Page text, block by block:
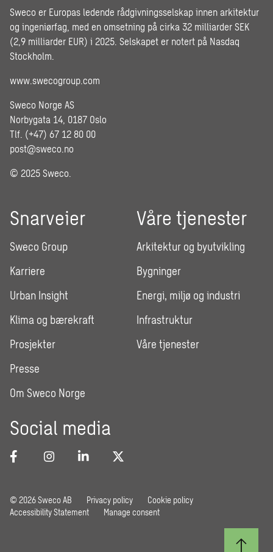
Sweco er Europas ledende rådgivningsselskap innen arkitektur
og ingeniørfag, med en omsetning på cirka 32 milliarder SEK
(2,9 milliarder EUR) i 2025. Selskapet er notert på Nasdaq
Stockholm.
www.swecogroup.com
Sweco Norge AS
Norbygata 14, 0187 Oslo
Tlf. (+47) 67 12 80 00
post@sweco.no
© 2025 Sweco.
Snarveier
Sweco Group
Karriere
Urban Insight
Klima og bærekraft
Prosjekter
Presse
Om Sweco Norge
Våre tjenester
Arkitektur og byutvikling
Bygninger
Energi, miljø og industri
Infrastruktur
Våre tjenester
Social media
© 2026 Sweco AB Privacy policy
Cookie policy
Accessibility Statement
Manage consent